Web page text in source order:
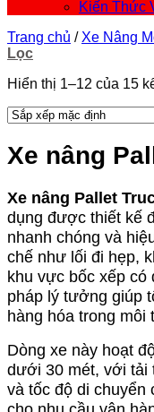
Kiến Thức
Trang chủ / Xe Nâng
Lọc
Hiển thị 1–12 của 15
Xe nâng
Xe nâng Pallet
dụng được thiết kế
nhanh chóng và
chế như lối đi hẹp,
khu vực bốc xếp
pháp lý tưởng giúp
hàng hóa trong môi
Dòng xe này hoạt
dưới 30 mét, với tải
và tốc độ di chuyển